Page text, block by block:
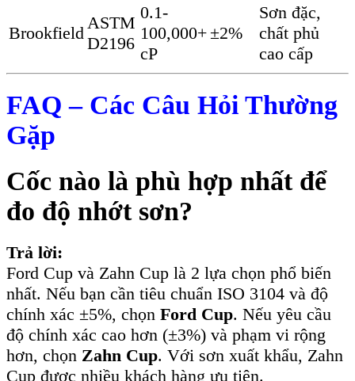
Brookfield
ASTM
D2196
0.1-
100,000+
cP
±2%
Sơn đặc,
chất phủ
cao cấp
FAQ – Các Câu Hỏi Thường
Gặp
Cốc nào là phù hợp nhất để
đo độ nhớt sơn?
Trả lời:
Ford Cup và Zahn Cup là 2 lựa chọn phổ biến
nhất. Nếu bạn cần tiêu chuẩn ISO 3104 và độ
chính xác ±5%, chọn Ford Cup. Nếu yêu cầu
độ chính xác cao hơn (±3%) và phạm vi rộng
hơn, chọn Zahn Cup. Với sơn xuất khẩu, Zahn
Cup được nhiều khách hàng ưu tiên.